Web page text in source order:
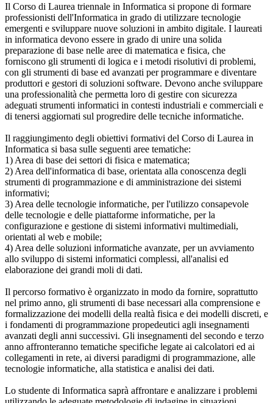
Il Corso di Laurea triennale in Informatica si propone di formare
professionisti dell'Informatica in grado di utilizzare tecnologie
emergenti e sviluppare nuove soluzioni in ambito digitale. I laureati
in informatica devono essere in grado di unire una solida
preparazione di base nelle aree di matematica e fisica, che
forniscono gli strumenti di logica e i metodi risolutivi di problemi,
con gli strumenti di base ed avanzati per programmare e diventare
produttori e gestori di soluzioni software. Devono anche sviluppare
una professionalità che permetta loro di gestire con sicurezza
adeguati strumenti informatici in contesti industriali e commerciali e
di tenersi aggiornati sul progredire delle tecniche informatiche.
Il raggiungimento degli obiettivi formativi del Corso di Laurea in
Informatica si basa sulle seguenti aree tematiche:
1) Area di base dei settori di fisica e matematica;
2) Area dell'informatica di base, orientata alla conoscenza degli
strumenti di programmazione e di amministrazione dei sistemi
informativi;
3) Area delle tecnologie informatiche, per l'utilizzo consapevole
delle tecnologie e delle piattaforme informatiche, per la
configurazione e gestione di sistemi informativi multimediali,
orientati al web e mobile;
4) Area delle soluzioni informatiche avanzate, per un avviamento
allo sviluppo di sistemi informatici complessi, all'analisi ed
elaborazione dei grandi moli di dati.
Il percorso formativo è organizzato in modo da fornire, soprattutto
nel primo anno, gli strumenti di base necessari alla comprensione e
formalizzazione dei modelli della realtà fisica e dei modelli discreti, e
i fondamenti di programmazione propedeutici agli insegnamenti
avanzati degli anni successivi. Gli insegnamenti del secondo e terzo
anno affronteranno tematiche specifiche legate ai calcolatori ed ai
collegamenti in rete, ai diversi paradigmi di programmazione, alle
tecnologie informatiche, alla statistica e analisi dei dati.
Lo studente di Informatica saprà affrontare e analizzare i problemi